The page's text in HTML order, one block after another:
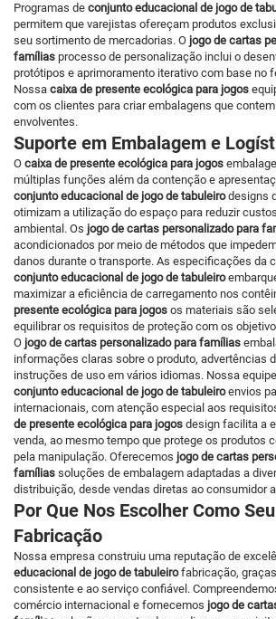
Programas de conjunto educacional de jogo de
permitem que varejistas ofereçam produtos
seu sortimento de mercadorias. O jogo de cartas
famílias processo de personalização inclui o
protótipos e aprimoramento iterativo com base no
Nossa caixa de presente ecológica para jogos
com os clientes para criar embalagens que
envolventes.
Suporte em Embalagem e
O caixa de presente ecológica para jogos
múltiplas funções além da contenção e
conjunto educacional de jogo de tabuleirodesigns
otimizam a utilização do espaço para reduzir
ambiental. Os jogo de cartas personalizado para
acondicionados por meio de métodos que
danos durante o transporte. As especificações da
conjunto educacional de jogo de tabuleiro
maximizar a eficiência de carregamento nos
presente ecológica para jogos os materiais são
equilibrar os requisitos de proteção com os
O jogo de cartas personalizado para famílias
informações claras sobre o produto, advertências
instruções de uso em vários idiomas. Nossa
conjunto educacional de jogo de tabuleiroenvios
internacionais, com atenção especial aos
de presente ecológica para jogos design facilita a
venda, ao mesmo tempo que protege os produtos
pela manipulação. Oferecemos jogo de cartas
famílias soluções de embalagem adaptadas a
distribuição, desde vendas diretas ao consumidor
Por Que Nos Escolher Como
Fabricação
Nossa empresa construiu uma reputação de
educacional de jogo de tabuleirofabricação,
consistente e ao serviço confiável.
comércio internacional e fornecemos jogo de